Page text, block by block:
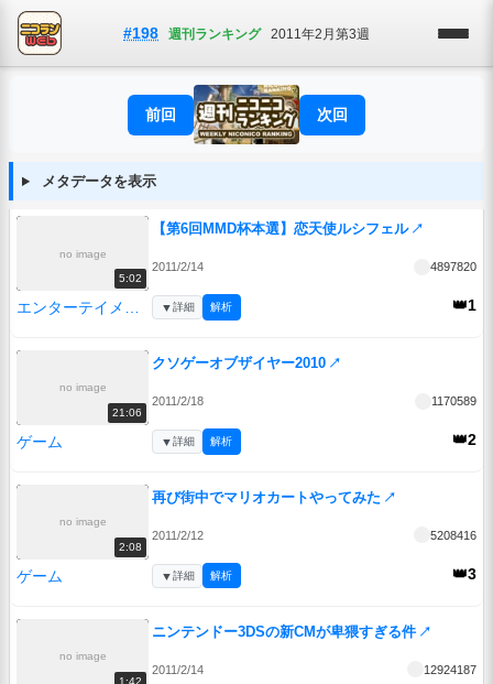
#198 週刊ランキング 2011年2月第3週
前回 次回
メタデータを表示
no image
5:02
【第6回MMD杯本選】恋天使ルシフェル ↗
2011/2/14 4897820
👑1
▼詳細 解析
no image
21:06
クソゲーオブザイヤー2010 ↗
2011/2/18 1170589
ゲーム 👑2
▼詳細 解析
no image
2:08
再び街中でマリオカートやってみた ↗
2011/2/12 5208416
ゲーム 👑3
▼詳細 解析
no image
1:42
ニンテンドー3DSの新CMが卑猥すぎる件 ↗
2011/2/14 12924187